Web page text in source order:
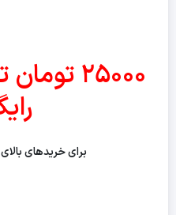
۲۵۰۰۰
برای خریدهای بالای ۳۰۰ هزار تومان شما